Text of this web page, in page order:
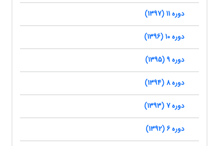
دوره 11 (1397)
دوره 10 (1396)
دوره 9 (1395)
دوره 8 (1394)
دوره 7 (1393)
دوره 6 (1392)